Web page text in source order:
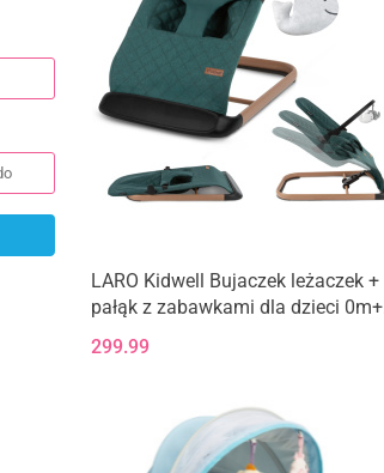
LARO Kidwell Bujaczek leżaczek +
pałąk z zabawkami dla dzieci 0m+
299.99